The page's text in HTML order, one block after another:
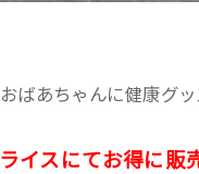
ばあちゃんに健康グ
イスにてお得に販